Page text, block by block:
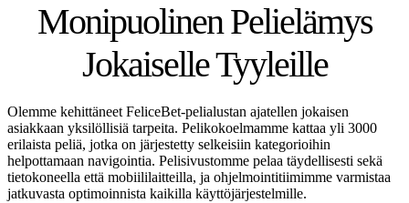
Monipuolinen Pelielämys
Jokaiselle Tyyleille
Olemme kehittäneet FeliceBet-pelialustan ajatellen jokaisen
asiakkaan yksilöllisiä tarpeita. Pelikokoelmamme kattaa yli 3000
erilaista peliä, jotka on järjestetty selkeisiin kategorioihin
helpottamaan navigointia. Pelisivustomme pelaa täydellisesti sekä
tietokoneella että mobiililaitteilla, ja ohjelmointitiimimme varmistaa
jatkuvasta optimoinnista kaikilla käyttöjärjestelmille.